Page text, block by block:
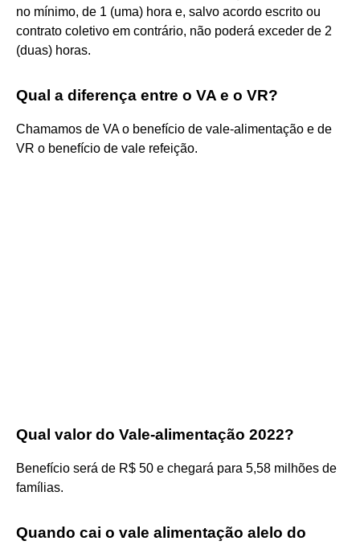
no mínimo, de 1 (uma) hora e, salvo acordo escrito ou
contrato coletivo em contrário, não poderá exceder de 2
(duas) horas.
Qual a diferença entre o VA e o VR?
Chamamos de VA o benefício de vale-alimentação e de
VR o benefício de vale refeição.
Qual valor do Vale-alimentação 2022?
Benefício será de R$ 50 e chegará para 5,58 milhões de
famílias.
Quando cai o vale alimentação alelo do